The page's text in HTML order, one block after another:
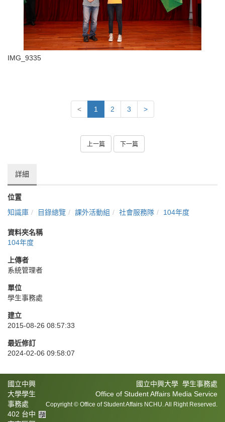
IMG_9335
< 1 2 3 >
上一篇 下一篇
詳細
位置
知識庫
目錄總覽 課外活動組 社會服務隊 104年度
資料夾名稱
104年度
上傳者
系統管理者
單位
學生事務處
建立
2015-08-26 08:57:33
最近修訂
2024-02-06 09:58:07
國立中興大學 學生事務處
Office of Student Affairs Media Service
Copyright © Office of Student Affairs NCHU. All Right Reserved.
國立中興
大學學生
事務處
402 台中